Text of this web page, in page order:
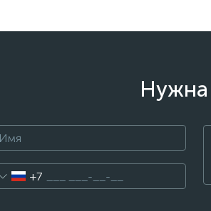
Нужна
+7